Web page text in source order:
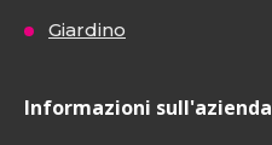
Giardino
Informazioni sull'azienda